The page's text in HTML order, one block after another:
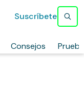
Consejos
Suscríbete